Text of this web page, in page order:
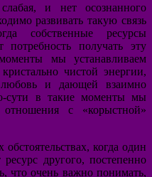
и нет осознанного
развивать такую связь
собственные ресурсы
потребность получать эту
мы устанавливаем
чистой энергии,
и дающей взаимно
сути в такие моменты мы
отношения с «корыстной»
когда один
другого, постепенно
что очень важно понимать,